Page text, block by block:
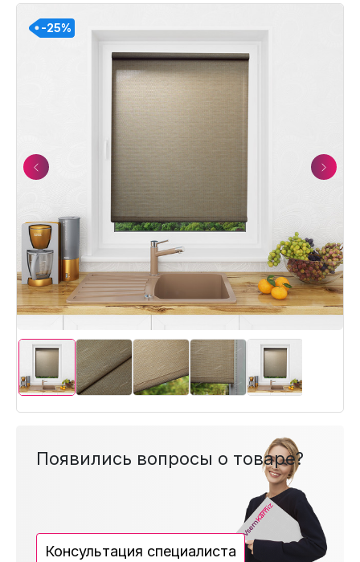
Previous
-25%
-25%
-25%
-25%
-25%
-25%
-25%
-25%
-25%
Next
Появились вопросы о товаре?
Консультация специалиста